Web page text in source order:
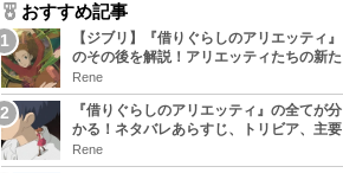
おすすめ記事
【ジブリ】『借りぐらしのアリエッティ』
のその後を解説！アリエッティたちの新た
な住処は？翔の病気は治る？
Rene
『借りぐらしのアリエッティ』の全てが分
かる！ネタバレあらすじ、トリビア、主要
キャラまとめ！
Rene